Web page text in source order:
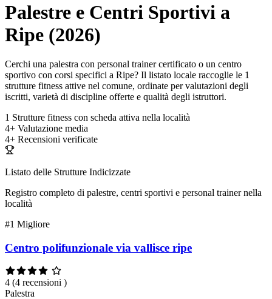
Palestre e Centri Sportivi a
Ripe (2026)
Cerchi una palestra con personal trainer certificato o un centro
sportivo con corsi specifici a Ripe? Il listato locale raccoglie le 1
strutture fitness attive nel comune, ordinate per valutazioni degli
iscritti, varietà di discipline offerte e qualità degli istruttori.
1 Strutture fitness con scheda attiva nella località
4+ Valutazione media
4+ Recensioni verificate
Listato delle Strutture Indicizzate
Registro completo di palestre, centri sportivi e personal trainer nella
località
#1 Migliore
Centro polifunzionale via vallisce ripe
4 (4 recensioni )
Palestra